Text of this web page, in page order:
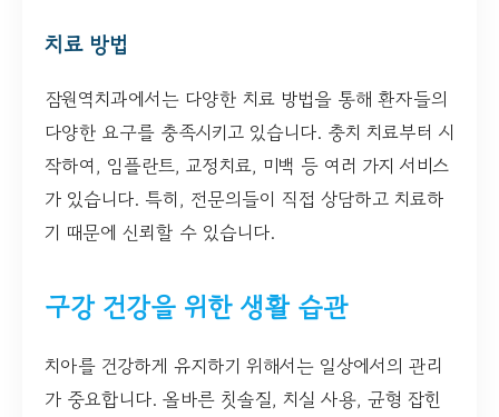
치료 방법
잠원역치과에서는 다양한 치료 방법을 통해 환자들의
다양한 요구를 충족시키고 있습니다. 충치 치료부터 시
작하여, 임플란트, 교정치료, 미백 등 여러 가지 서비스
가 있습니다. 특히, 전문의들이 직접 상담하고 치료하
기 때문에 신뢰할 수 있습니다.
구강 건강을 위한 생활 습관
치아를 건강하게 유지하기 위해서는 일상에서의 관리
가 중요합니다. 올바른 칫솔질, 치실 사용, 균형 잡힌